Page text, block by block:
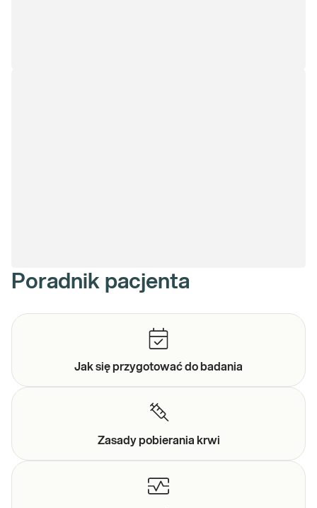
Poradnik pacjenta
Jak się przygotować do badania
Zasadypobierania krwi